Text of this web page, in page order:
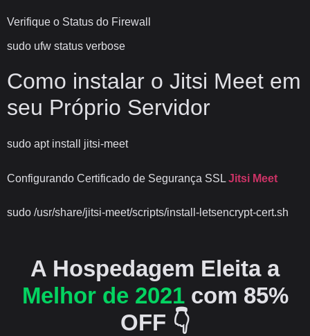
Verifique o Status do Firewall
sudo ufw status verbose
Como instalar o Jitsi Meet em
seu Próprio Servidor
sudo apt install jitsi-meet
Configurando Certificado de Segurança SSL Jitsi Meet
sudo /usr/share/jitsi-meet/scripts/install-letsencrypt-cert.sh
A Hospedagem Eleita a
Melhor de 2021 com 85%
OFF 👇